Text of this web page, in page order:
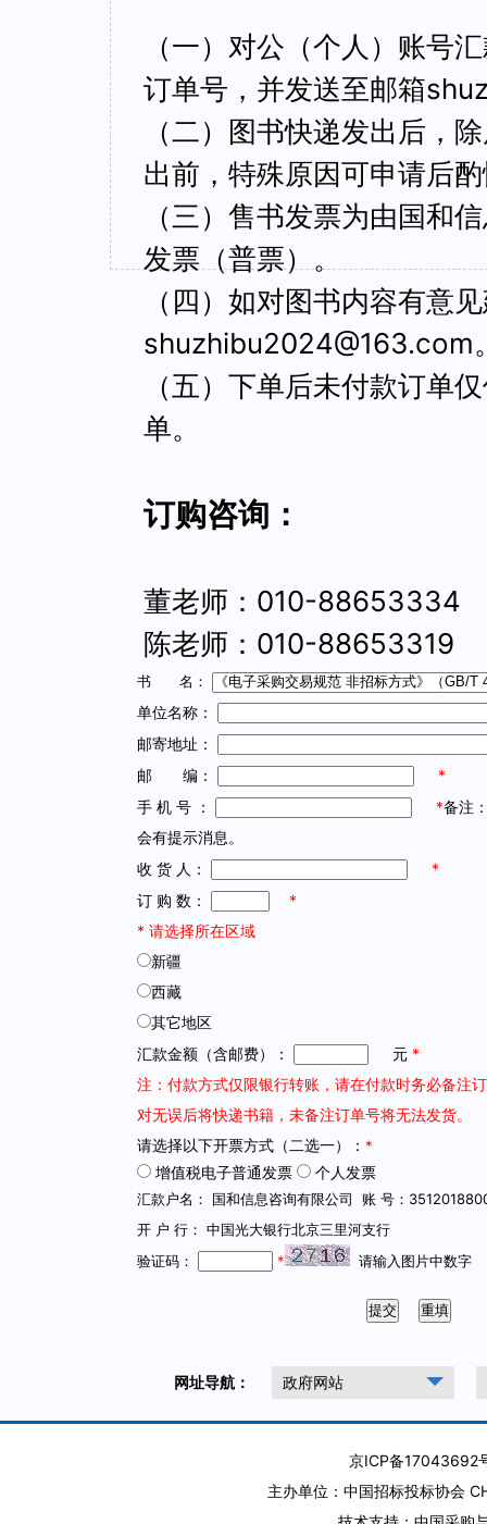
（一）对公（个人）账号
订单号，并发送至邮箱
（二）图书快递发出后，
出前，特殊原因可申请后
（三）售书发票为由国和
发票（普票）。
（四）如对图书内容有意
shuzhibu2024@163.com
（五）下单后未付款订单
单。
订购咨询：
董老师：010-88653334
陈老师：010-88653319
书 名：
单位名称：
邮寄地址：
邮 编：
*
手 机 号 ：
*备注
会有提示消息。
收 货 人：
*
订 购 数：
*
* 请选择所在区域
新疆
西藏
其它地区
汇款金额（含邮费）：
元 *
注：付款方式仅限银行转账，请在付款时务必备注
对无误后将快递书籍，未备注订单号将无法发货。
请选择以下开票方式（二选一）： *
增值税电子普通发票 个人发票
汇款户名： 国和信息咨询有限公司 账 号：
开 户 行： 中国光大银行北京三里河支行
验证码：
* 请输入图片中数字
网址导航： 政府网站
京ICP备17043692
主办单位：中国招标投标协会